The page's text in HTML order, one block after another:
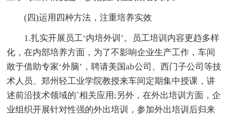
(四)运用四种方法，注重培养实效
1.扎实开展员工‘内培外训’。员工培训内容更趋多样
化，在内部培养方面，为了不影响企业生产工作，车间
敢于借助专家‘外脑’，聘请美国ab公司、西门子公司等技
术人员、郑州轻工业学院教授来车间定期集中授课，讲
述前沿技术领域的`相关应用;另外，在外出培训方面，企
业组织开展针对性强的外出培训，参加外出培训后归来